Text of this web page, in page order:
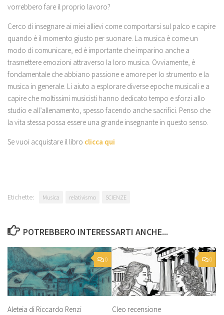
vorrebbero fare il proprio lavoro?
Cerco di insegnare ai miei allievi come comportarsi sul palco e capire
quando è il momento giusto per suonare. La musica è come un
modo di comunicare, ed è importante che imparino anche a
trasmettere emozioni attraverso la loro musica. Ovviamente, è
fondamentale che abbiano passione e amore per lo strumento e la
musica in generale. Li aiuto a esplorare diverse epoche musicali e a
capire che moltissimi musicisti hanno dedicato tempo e sforzi allo
studio e all’allenamento, spesso facendo anche sacrifici. Penso che
la vita stessa possa essere una grande insegnante in questo senso.
Se vuoi acquistare il libro clicca qui
Etichette: Musica relativismo SCIENZE
POTREBBERO INTERESSARTI ANCHE...
0
Aleteia di Riccardo Renzi
0
Cleo recensione